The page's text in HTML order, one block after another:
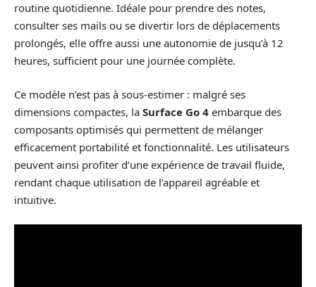
routine quotidienne. Idéale pour prendre des notes,
consulter ses mails ou se divertir lors de déplacements
prolongés, elle offre aussi une autonomie de jusqu’à 12
heures, sufficient pour une journée complète.
Ce modèle n’est pas à sous-estimer : malgré ses
dimensions compactes, la Surface Go 4 embarque des
composants optimisés qui permettent de mélanger
efficacement portabilité et fonctionnalité. Les utilisateurs
peuvent ainsi profiter d’une expérience de travail fluide,
rendant chaque utilisation de l’appareil agréable et
intuitive.